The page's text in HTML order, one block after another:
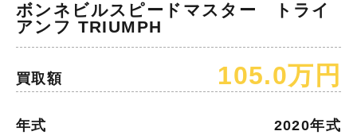
ボンネビルスピードマスター トライ
アンフ TRIUMPH
買取額 105.0万円
年式 2020年式